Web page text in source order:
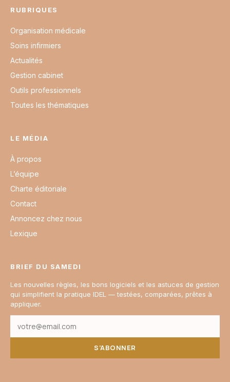
RUBRIQUES
Organisation médicale
Soins infirmiers
Actualités
Gestion cabinet
Outils professionnels
Toutes les thématiques
LE MÉDIA
À propos
L’équipe
Charte éditoriale
Contact
Annoncez chez nous
Lexique
BRIEF DU SAMEDI
Les nouvelles règles, les bons logiciels et les astuces de gestion
qui simplifient la pratique IDEL — testées, comparées, prêtes à
appliquer.
S’ABONNER